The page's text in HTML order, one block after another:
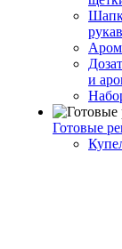
и
Готовые